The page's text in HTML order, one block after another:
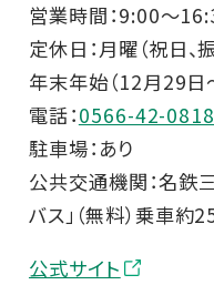
営業時間：9:00～
定休日：月曜（祝日、
年末年始（12月29日
電話：0566-42-0818
駐車場：あり
公共交通機関：名鉄
バス」（無料）乗車約
公式サイト